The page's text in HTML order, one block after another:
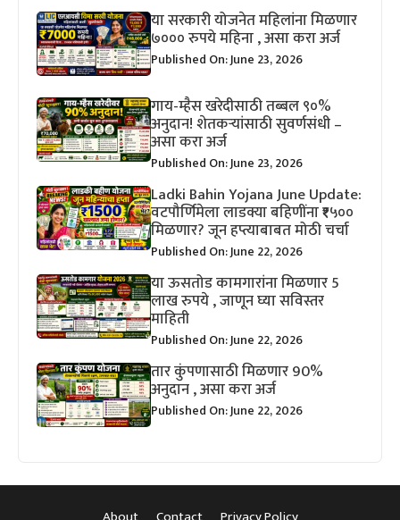
या सरकारी योजनेत महिलांना मिळणार
७००० रुपये महिना , असा करा अर्ज
Published On: June 23, 2026
गाय-म्हैस खरेदीसाठी तब्बल ९०%
अनुदान! शेतकऱ्यांसाठी सुवर्णसंधी –
असा करा अर्ज
Published On: June 23, 2026
Ladki Bahin Yojana June Update:
वटपौर्णिमेला लाडक्या बहिणींना ₹१५००
मिळणार? जून हप्त्याबाबत मोठी चर्चा
Published On: June 22, 2026
या ऊसतोड कामगारांना मिळणार 5
लाख रुपये , जाणून घ्या सविस्तर
माहिती
Published On: June 22, 2026
तार कुंपणासाठी मिळणार 90%
अनुदान , असा करा अर्ज
Published On: June 22, 2026